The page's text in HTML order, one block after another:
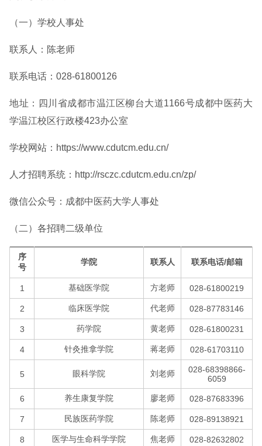
（一）学校人事处
联系人：陈老师
联系电话：028-61800126
地址：四川省成都市温江区柳台大道1166号成都中医药大
学温江校区行政楼423办公室
学校网站：https://www.cdutcm.edu.cn/
人才招聘系统：http://rsczc.cdutcm.edu.cn/zp/
微信公众号：成都中医药大学人事处
（二）各招聘二级单位
序
号
学院 联系人 联系电话/邮箱
1 基础医学院 方老师 028-61800219
2 临床医学院 代老师 028-87783146
3 药学院 黄老师 028-61800231
4 针灸推拿学院 蒋老师 028-61703110
5 眼科学院 刘老师
028-68398866-
6059
6 养生康复学院 廖老师 028-87683396
7 民族医药学院 陈老师 028-89138921
8 医学与生命科学学院 焦老师 028-82632802